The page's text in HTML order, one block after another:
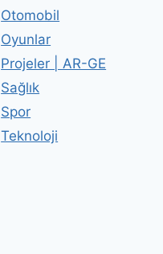
Otomobil
Oyunlar
Projeler | AR-GE
Sağlık
Spor
Teknoloji